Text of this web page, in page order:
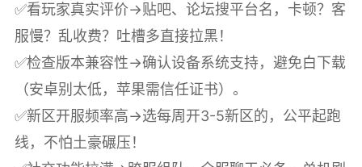
✅看玩家真实评价→贴吧、论坛搜平台名，卡顿？客
服慢？乱收费？吐槽多直接拉黑！
✅检查版本兼容性→确认设备系统支持，避免白下载
（安卓别太低，苹果需信任证书）。
✅新区开服频率高→选每周开3-5新区的，公平起跑
线，不怕土豪碾压！